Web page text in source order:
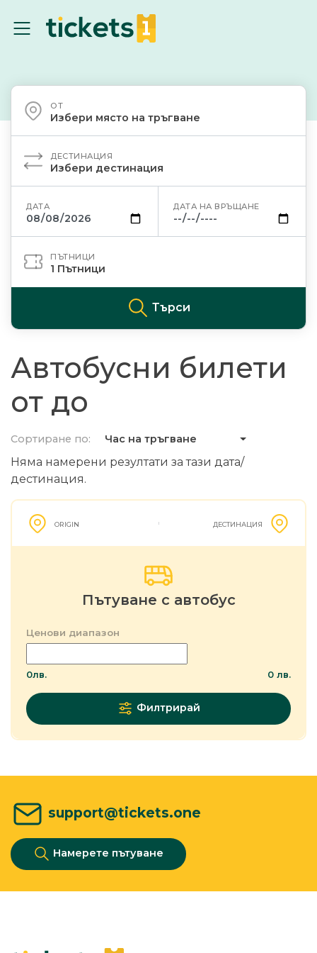
ОТ
Избери място на тръгване
ДЕСТИНАЦИЯ
Избери дестинация
ДАТА ДАТА НА ВРЪЩАНЕ
ПЪТНИЦИ
1 Пътници
Търси
Автобусни билети
от до
Сортиране по: Час на тръгване
Няма намерени резултати за тази дата/
дестинация.
ORIGIN ДЕСТИНАЦИЯ
Пътуване с автобус
Ценови диапазон
0лв. 0 лв.
Филтрирай
support@tickets.one
Намерете пътуване